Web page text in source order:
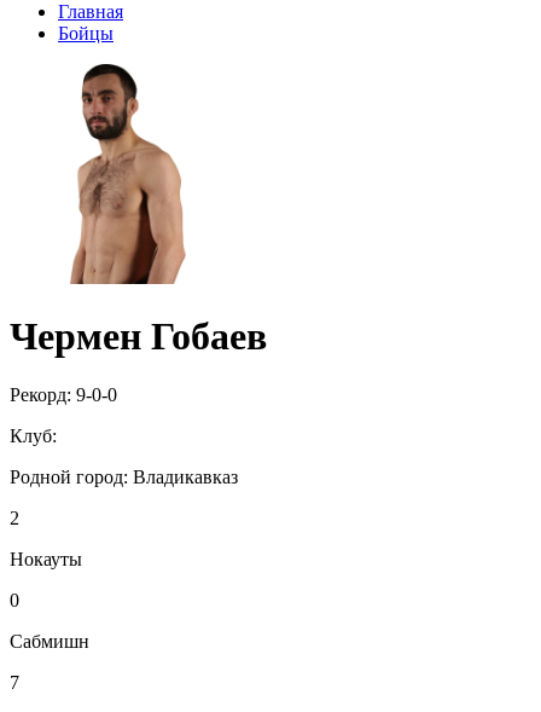
Главная
Бойцы
Чермен Гобаев
Рекорд: 9-0-0
Клуб:
Родной город: Владикавказ
2
Нокауты
0
Сабмишн
7